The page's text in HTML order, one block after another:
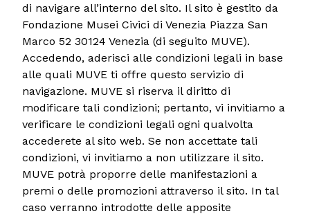
di navigare all’interno del sito. Il sito è gestito da
Fondazione Musei Civici di Venezia Piazza San
Marco 52 30124 Venezia (di seguito MUVE).
Accedendo, aderisci alle condizioni legali in base
alle quali MUVE ti offre questo servizio di
navigazione. MUVE si riserva il diritto di
modificare tali condizioni; pertanto, vi invitiamo a
verificare le condizioni legali ogni qualvolta
accederete al sito web. Se non accettate tali
condizioni, vi invitiamo a non utilizzare il sito.
MUVE potrà proporre delle manifestazioni a
premi o delle promozioni attraverso il sito. In tal
caso verranno introdotte delle apposite